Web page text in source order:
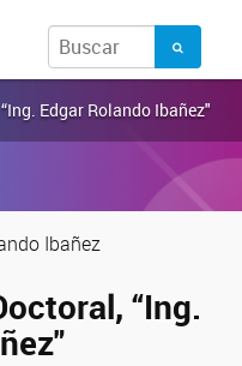
Edgar Rolando Ibañez"
Ibañez
“Ing.